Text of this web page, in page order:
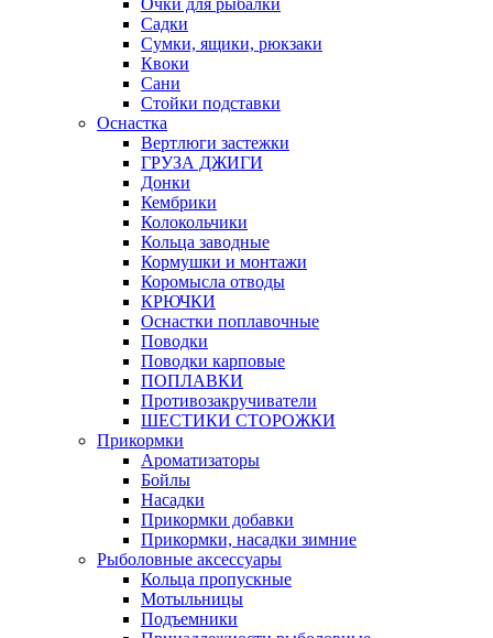
Очки для рыбалки
Садки
Сумки, ящики, рюкзаки
Квоки
Сани
Стойки подставки
Оснастка
Вертлюги застежки
ГРУЗА ДЖИГИ
Донки
Кембрики
Колокольчики
Кольца заводные
Кормушки и монтажи
Коромысла отводы
КРЮЧКИ
Оснастки поплавочные
Поводки
Поводки карповые
ПОПЛАВКИ
Противозакручиватели
ШЕСТИКИ СТОРОЖКИ
Прикормки
Ароматизаторы
Бойлы
Насадки
Прикормки добавки
Прикормки, насадки зимние
Рыболовные аксессуары
Кольца пропускные
Мотыльницы
Подъемники